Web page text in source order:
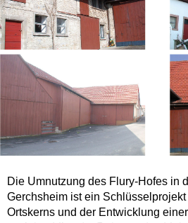
Die Umnutzung des Flury-Hofes in
Gerchsheim ist ein
Ortskerns und der Entwicklung